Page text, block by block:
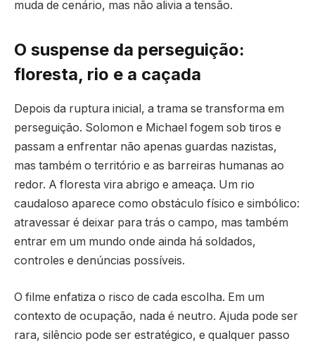
muda de cenário, mas não alivia a tensão.
O suspense da perseguição:
floresta, rio e a caçada
Depois da ruptura inicial, a trama se transforma em
perseguição. Solomon e Michael fogem sob tiros e
passam a enfrentar não apenas guardas nazistas,
mas também o território e as barreiras humanas ao
redor. A floresta vira abrigo e ameaça. Um rio
caudaloso aparece como obstáculo físico e simbólico:
atravessar é deixar para trás o campo, mas também
entrar em um mundo onde ainda há soldados,
controles e denúncias possíveis.
O filme enfatiza o risco de cada escolha. Em um
contexto de ocupação, nada é neutro. Ajuda pode ser
rara, silêncio pode ser estratégico, e qualquer passo